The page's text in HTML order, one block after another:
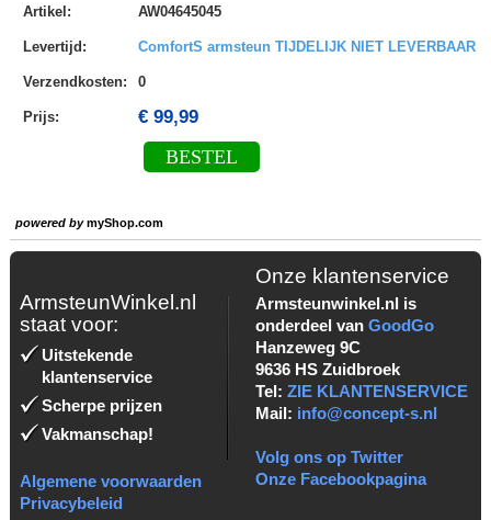
Artikel : AW04645045
Levertijd : ComfortS armsteun TIJDELIJK NIET LEVERBAAR
Verzendkosten: 0
Prijs: € 99,99
BESTEL
powered bymyShop.com
ArmsteunWinkel.nl
staat voor:
Uitstekende
klantenservice
Scherpe prijzen
Vakmanschap!
Algemene voorwaarden
Privacybeleid
Onze klantenservice
Armsteunwinkel.nl is
onderdeel van GoodGo
Hanzeweg 9C
9636 HS Zuidbroek
Tel: ZIE KLANTENSERVICE
Mail: info@concept-s.nl
Volg ons op Twitter
Onze Facebookpagina